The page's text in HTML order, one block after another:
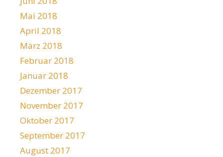
Mai 2018
April 2018
März 2018
Februar 2018
Januar 2018
Dezember 2017
November 2017
Oktober 2017
September 2017
August 2017